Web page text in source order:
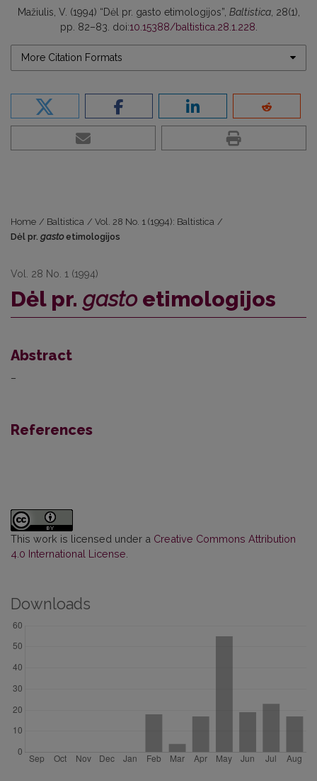
Mažiulis, V. (1994) “Dėl pr. gasto etimologijos”, Baltistica, 28(1),
pp. 82–83. doi:10.15388/baltistica.28.1.228
More Citation Formats
Home / Baltistica / Vol. 28 No. 1 (1994): Baltistica /
Dėl pr. gastoetimologijos
Vol. 28 No. 1 (1994)
Dėl pr. gasto etimologijos
Abstract
–
References
This work is licensed under a Creative Commons Attribution
4.0 International License
Downloads